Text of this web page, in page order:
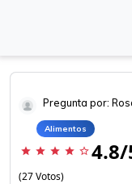
Pregunta por:
Alimentos
star star star star star_border 4.8/
(27 Votos)